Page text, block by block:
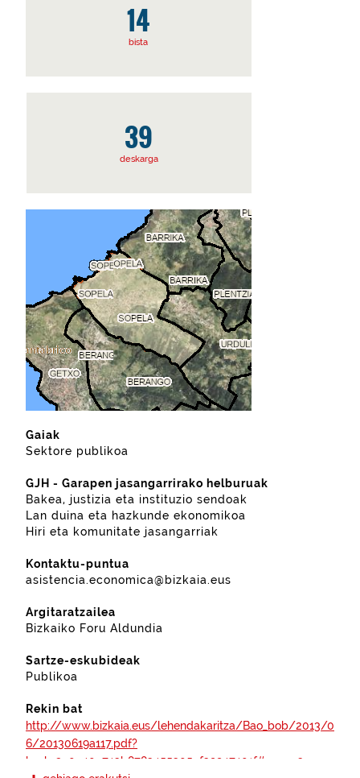
14
bista
39
deskarga
Gaiak
Sektore publikoa
GJH - Garapen jasangarrirako helburuak
Bakea, justizia eta instituzio sendoak
Lan duina eta hazkunde ekonomikoa
Hiri eta komunitate jasangarriak
Kontaktu-puntua
asistencia.economica@bizkaia.eus
Argitaratzailea
Bizkaiko Foru Aldundia
Sartze-eskubideak
Publikoa
Rekin bat
http://www.bizkaia.eus/lehendakaritza/Bao_bob/2013/0
6/20130619a117.pdf?
hash=2a0e40c743b8783455305ef39947401f#page=3